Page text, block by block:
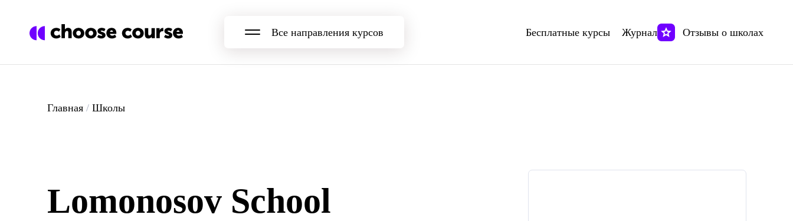
Все направления курсов Бесплатные курсы Журнал Отзывы о школах
Главная / Школы
Lomonosov School